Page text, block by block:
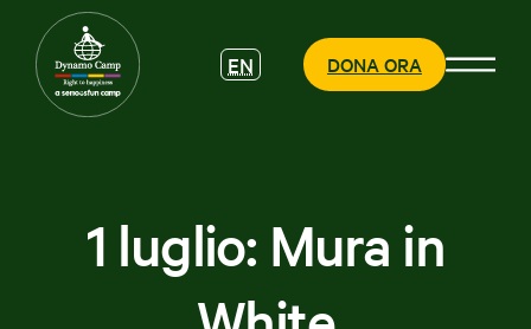
CHI SIAMO
EN DONA ORA
1 luglio: Mura in